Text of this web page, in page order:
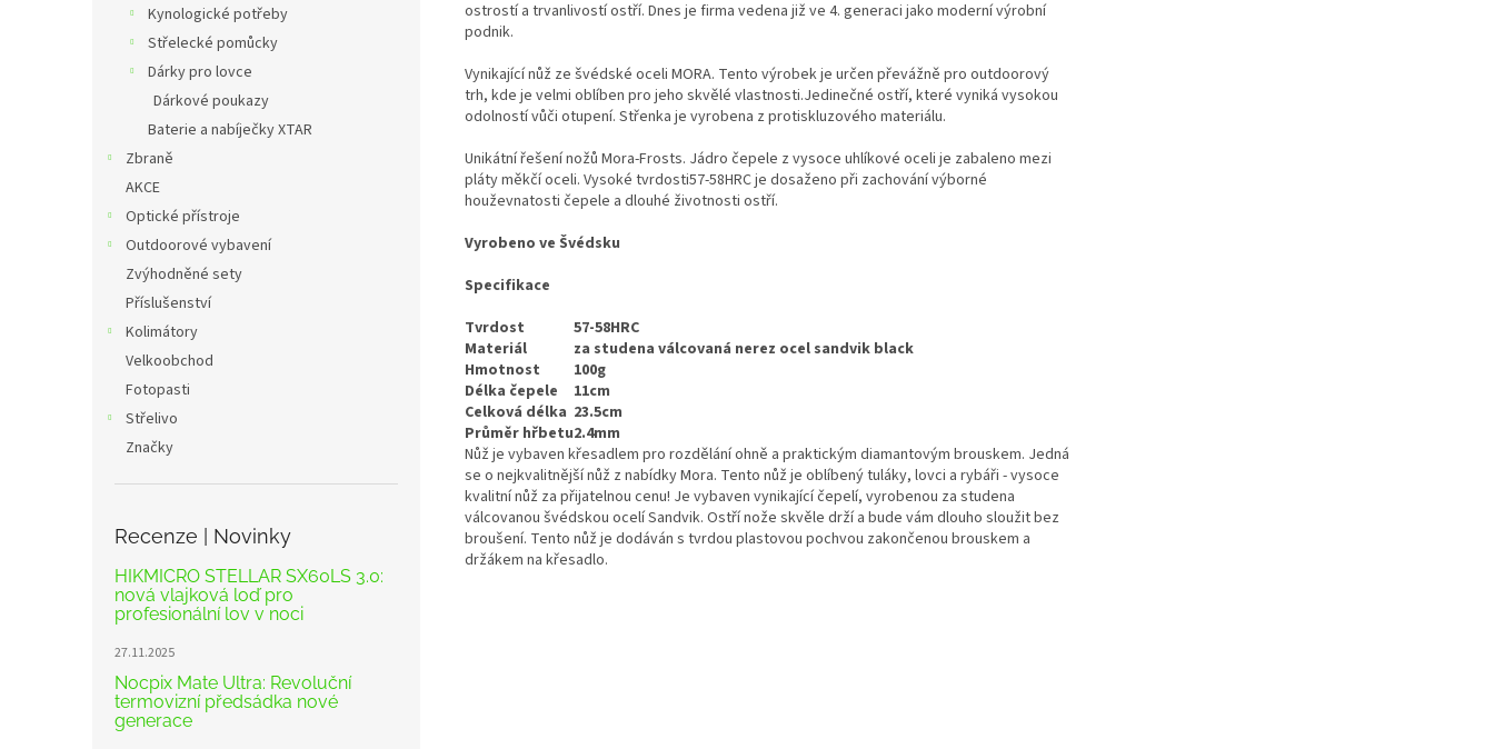
Kynologické potřeby
Střelecké pomůcky
Dárky pro lovce
Dárkové poukazy
Baterie a nabíječky XTAR
Zbraně
AKCE
Optické přístroje
Outdoorové vybavení
Zvýhodněné sety
Příslušenství
Kolimátory
Velkoobchod
Fotopasti
Střelivo
Značky
Recenze | Novinky
HIKMICRO STELLAR SX60LS 3.0:
nová vlajková loď pro
profesionální lov v noci
27.11.2025
Nocpix Mate Ultra: Revoluční
termovizní předsádka nové
generace
ostrostí a trvanlivostí ostří. Dnes je firma vedena již ve 4. generaci jako moderní výrobní
podnik.
Vynikající nůž ze švédské oceli MORA. Tento výrobek je určen převážně pro outdoorový
trh, kde je velmi oblíben pro jeho skvělé vlastnosti.Jedinečné ostří, které vyniká vysokou
odolností vůči otupení. Střenka je vyrobena z protiskluzového materiálu.
Unikátní řešení nožů Mora-Frosts. Jádro čepele z vysoce uhlíkové oceli je zabaleno mezi
pláty měkčí oceli. Vysoké tvrdosti57-58HRC je dosaženo při zachování výborné
houževnatosti čepele a dlouhé životnosti ostří.
Vyrobeno ve Švédsku
Specifikace
Tvrdost
57-58HRC
Materiál
za studena válcovaná nerez ocel sandvik black
Hmotnost
100g
Délka čepele
11cm
Celková délka 23.5cm
Průměr hřbetu2.4mm
Nůž je vybaven křesadlem pro rozdělání ohně a praktickým diamantovým brouskem. Jedná
se o nejkvalitnější nůž z nabídky Mora. Tento nůž je oblíbený tuláky, lovci a rybáři - vysoce
kvalitní nůž za přijatelnou cenu! Je vybaven vynikající čepelí, vyrobenou za studena
válcovanou švédskou ocelí Sandvik. Ostří nože skvěle drží a bude vám dlouho sloužit bez
broušení. Tento nůž je dodáván s tvrdou plastovou pochvou zakončenou brouskem a
držákem na křesadlo.